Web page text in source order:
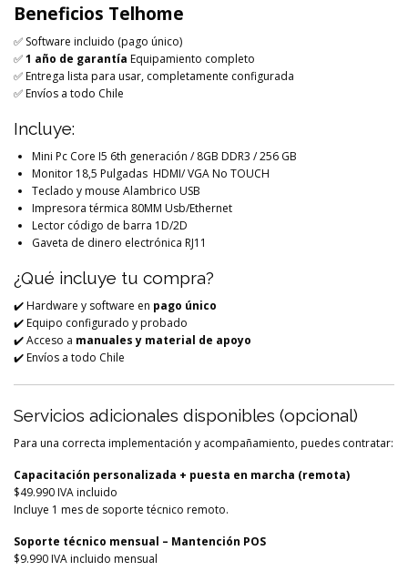
Beneficios Telhome
✅ Software incluido (pago único)
✅1 año de garantía Equipamiento completo
✅ Entrega lista para usar, completamente configurada
✅ Envíos a todo Chile
Incluye:
Mini Pc Core I5 6th generación / 8GB DDR3 / 256 GB
Monitor 18,5 Pulgadas HDMI/ VGA No TOUCH
Teclado y mouse Alambrico USB
Impresora térmica 80MM Usb/Ethernet
Lector código de barra 1D/2D
Gaveta de dinero electrónica RJ11
¿Qué incluye tu compra?
✔️ Hardware y software en pago único
✔️ Equipo configurado y probado
✔️ Acceso a manuales y material de apoyo
✔️ Envíos a todo Chile
Servicios adicionales disponibles (opcional)
Para una correcta implementación y acompañamiento, puedes contratar:
Capacitación personalizada + puesta en marcha (remota)
$49.990 IVA incluido
Incluye 1 mes de soporte técnico remoto.
Soporte técnico mensual – Mantención POS
$9.990 IVA incluido mensual